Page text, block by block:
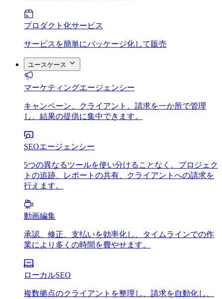
プロダクト化サービス
サービスを簡単にパッケージ化して販売
ユースケース
マーケティングエージェンシー
キャンペーン、クライアント、請求を一か所で管理
し、結果の提供に集中できます。
SEOエージェンシー
5つの異なるツールを使い分けることなく、プロジェク
トの追跡、レポートの共有、クライアントへの請求を
行えます。
動画編集
承認、修正、支払いを効率化し、タイムラインでの作
業により多くの時間を費やせます。
ローカルSEO
複数拠点のクライアントを整理し、請求を自動化し、